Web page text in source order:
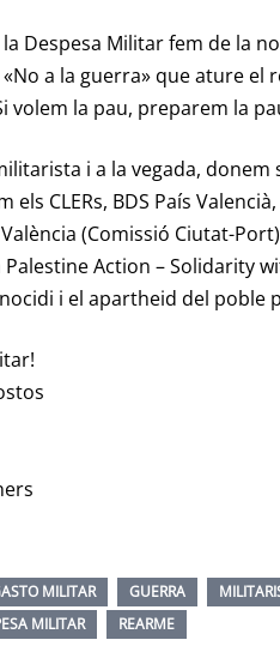
la Despesa Militar fem de la
a la guerra» que ature el
volem la pau, preparem la
i a la vegada,
els CLERs, BDS País Valencià,
(Comissió Ciutat-
Palestine Action –
i el apartheid del poble
MILITAR GUERRA
MILITAR
REARME